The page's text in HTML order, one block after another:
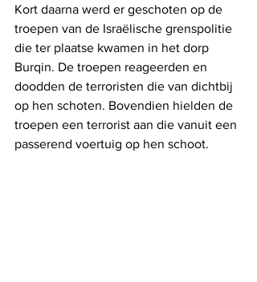
Kort daarna werd er geschoten op de
troepen van de Israëlische grenspolitie
die ter plaatse kwamen in het dorp
Burqin. De troepen reageerden en
doodden de terroristen die van dichtbij
op hen schoten. Bovendien hielden de
troepen een terrorist aan die vanuit een
passerend voertuig op hen schoot.